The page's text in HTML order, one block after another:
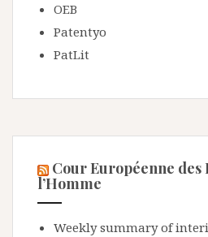
OEB
Patentyo
PatLit
Cour Européenne des
l’Homme
Weekly summary of